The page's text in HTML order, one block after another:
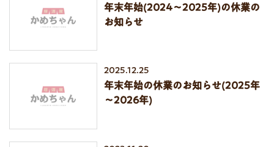
年末年始(2024～2025年)の休業の
お知らせ
2025.12.25
年末年始の休業のお知らせ(2025年
～2026年)